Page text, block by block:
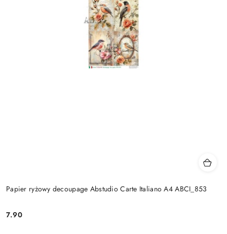
Papier ryżowy decoupage Abstudio Carte Italiano A4 ABCI_853
Cena:
7.90